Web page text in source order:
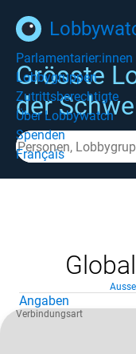
Parlamentarier:innen
Lobbygruppen
Zutrittsberechtigte
Über Lobbywatch
Spenden
Français
Grösste
der
Angaben
Verbindungsart